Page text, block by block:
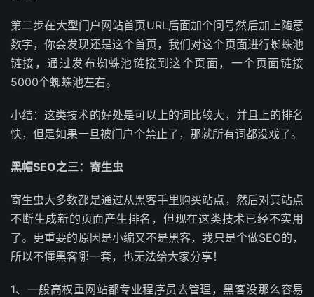
第二步在大型门户网站首页URL后面加个问号然后加上随意
数字，你会发现还是这个首页，我们对这个页面进行蜘蛛池
链接，通过发布蜘蛛池链接到这个页面，一个页面链接
5000个蜘蛛池左右。
小结：这类技术的好处是可以上的词比较大，并且上的排名
快，但是如果一旦被门户个禁止了，那就所有词都没戏了。
黑帽SEO之三：寄生虫
寄生虫大多数都是通过从黑客手里购买站点，然后对其站点
不断生成新的页面产生排名，但现在这类技术已经不实用
了。更重要的原因是小编又不是黑客，我只是个做SEO的，
所以不懂黑客哪一套，也无法给大家分享！
1、一般高权重网站都专业程序员去管理，黑客没那么容易